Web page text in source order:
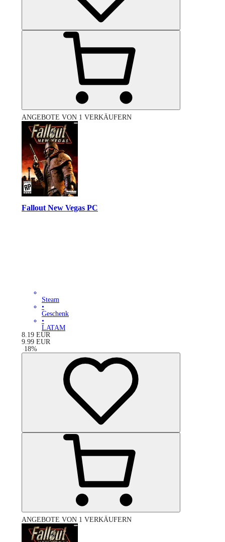
ANGEBOTE VON 1 VERKÄUFERN
Fallout New Vegas PC
Steam
•
Geschenk
•
LATAM
8.19 EUR
9.99 EUR
-18%
ANGEBOTE VON 1 VERKÄUFERN